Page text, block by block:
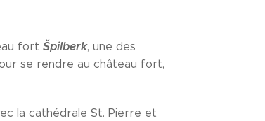
fort Špilberk, une des
se rendre au château fort,
la cathédrale St. Pierre et